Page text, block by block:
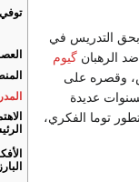
توفي
بحق التدريس في
الرهبان گيوم
وقصره على
عديدة
توما الفكري،